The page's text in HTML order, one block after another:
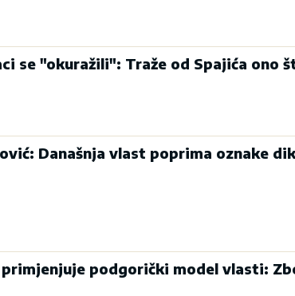
se "okuražili": Traže od Spajića ono
Današnja vlast poprima oznake
podgorički model vlasti: